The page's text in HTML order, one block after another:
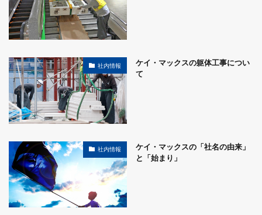
社内情報
ケイ・マックスの躯体工事につい
て
社内情報
ケイ・マックスの「社名の由来」
と「始まり」